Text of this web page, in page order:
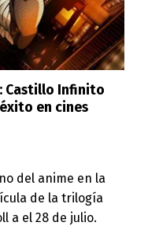
Castillo Infinito
en cines
del anime en la
de la trilogía
a el 28 de julio.